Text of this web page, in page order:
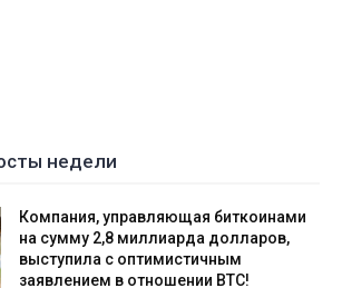
недели
Компания, управляющая биткоинами
на сумму 2,8 миллиарда долларов,
выступила с оптимистичным
заявлением в отношении BTC!